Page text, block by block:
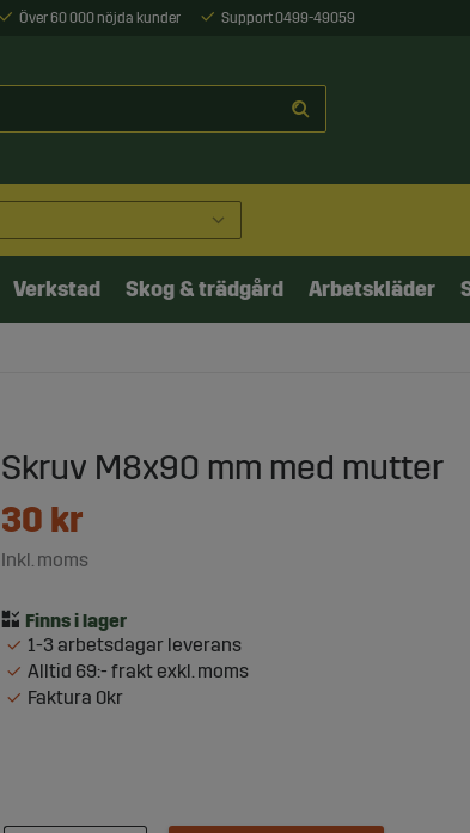
Över 60 000 nöjda kunder Support 0499-49059
Verkstad Skog & trädgård Arbetskläder
Skruv M8x90 mm med mutter
30 kr
Inkl. moms
1-3 arbetsdagar leverans
Alltid 69:- frakt exkl. moms
Faktura 0kr